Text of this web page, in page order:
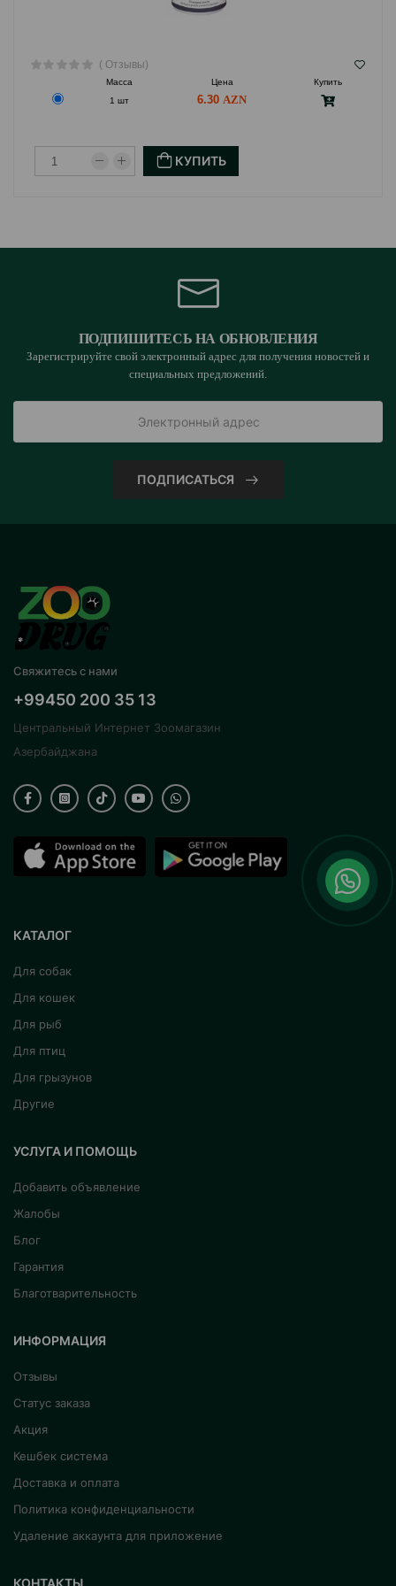
( Отзывы)
Масса Цена
Купить
1 шт
6.30
КУПИТЬ
ПОДПИШИТЕСЬ НА ОБНОВЛЕНИЯ
Зарегистрируйте свой электронный адрес для получения новостей и
специальных предложений.
ПОДПИСАТЬСЯ
Свяжитесь с нами
+99450 200 35 13
Центральный Интернет Зоомагазин
Азербайджана
КАТАЛОГ
Для собак
Для кошек
Для рыб
Для птиц
Для грызунов
Другие
УСЛУГА И ПОМОЩЬ
Добавить объявление
Жалобы
Блог
Гарантия
Благотварительность
ИНФОРМАЦИЯ
Отзывы
Статус заказа
Акция
Кешбек система
Доставка и оплата
Политика конфиденциальности
Удаление аккаунта для приложение
КОНТАКТЫ